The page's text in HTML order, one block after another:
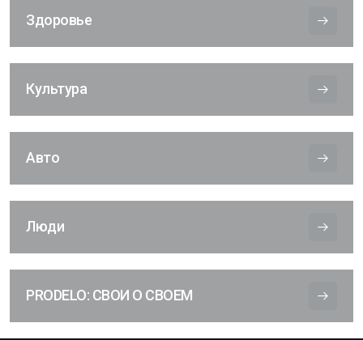
Здоровье
Культура
Авто
Люди
PRODELO: СВОИ О СВОЕМ